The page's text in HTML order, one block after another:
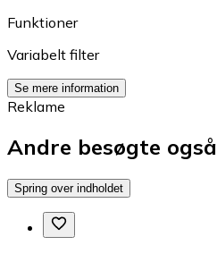
Funktioner
Variabelt filter
Se mere information
Reklame
Andre besøgte også
Spring over indholdet